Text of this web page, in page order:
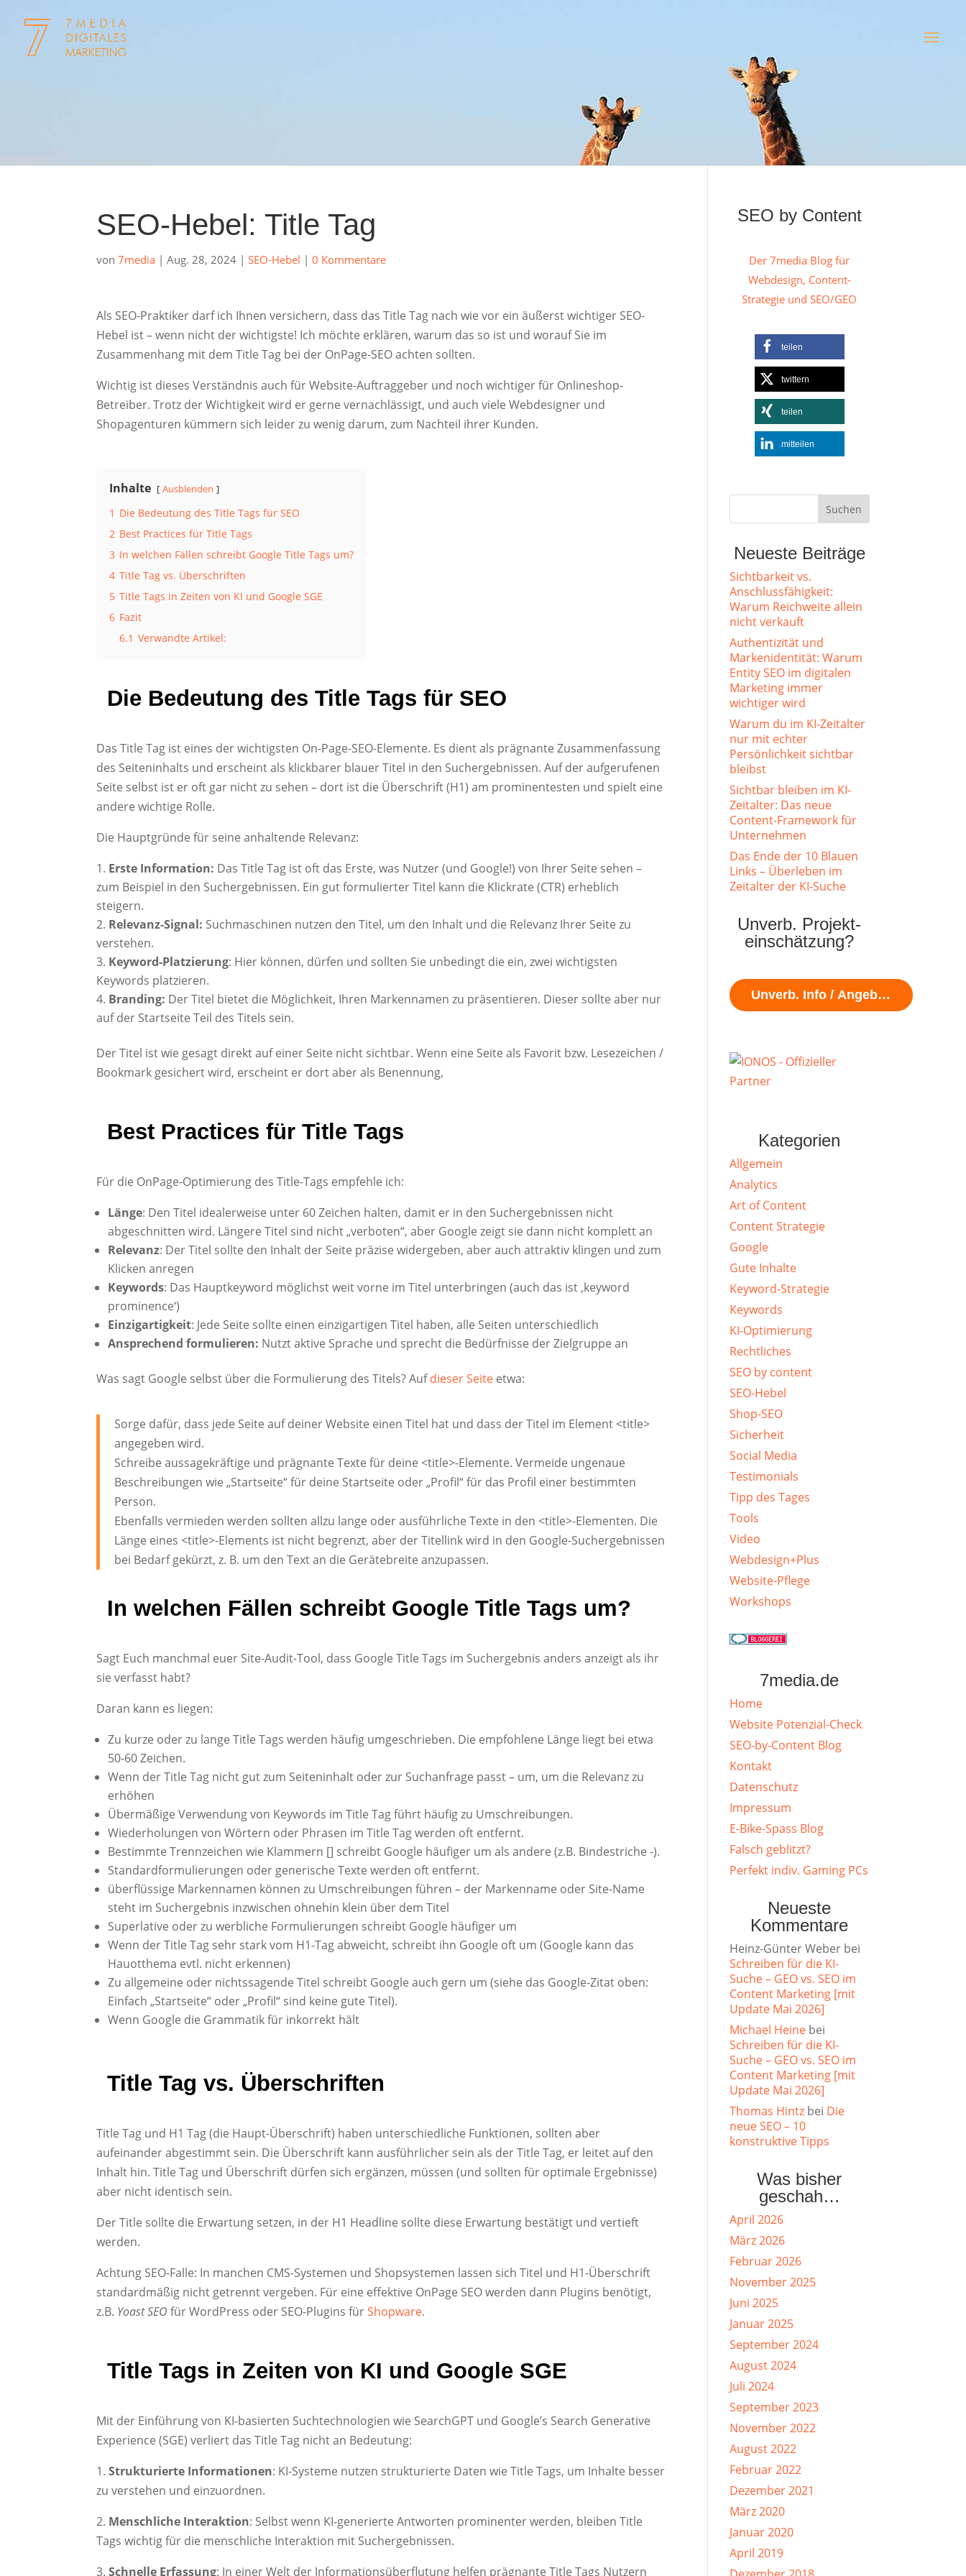
SEO-Hebel: Title Tag
von7media |Aug. 28, 2024 |SEO-Hebel |0 Kommentare
Als SEO-Praktiker darf ich Ihnen versichern, dass das Title Tag nach wie vor ein äußerst wichtiger SEO-
Hebel ist – wenn nicht der wichtigste! Ich möchte erklären, warum das so ist und worauf Sie im
Zusammenhang mit dem Title Tag bei der OnPage-SEO achten sollten.
Wichtig ist dieses Verständnis auch für Website-Auftraggeber und noch wichtiger für Onlineshop-
Betreiber. Trotz der Wichtigkeit wird er gerne vernachlässigt, und auch viele Webdesigner und
Shopagenturen kümmern sich leider zu wenig darum, zum Nachteil ihrer Kunden.
Inhalte Ausblenden
1 Die Bedeutung des Title Tags für SEO
2 Best Practices für Title Tags
3 In welchen Fällen schreibt Google Title Tags um?
4 Title Tag vs. Überschriften
5 Title Tags in Zeiten von KI und Google SGE
6 Fazit
6.1 Verwandte Artikel:
Die Bedeutung des Title Tags für SEO
Das Title Tag ist eines der wichtigsten On-Page-SEO-Elemente. Es dient als prägnante Zusammenfassung
des Seiteninhalts und erscheint als klickbarer blauer Titel in den Suchergebnissen. Auf der aufgerufenen
Seite selbst ist er oft gar nicht zu sehen – dort ist die Überschrift (H1) am prominentesten und spielt eine
andere wichtige Rolle.
Die Hauptgründe für seine anhaltende Relevanz:
Erste Information: Das Title Tag ist oft das Erste, was Nutzer (und Google!) von Ihrer Seite sehen –
zum Beispiel in den Suchergebnissen. Ein gut formulierter Titel kann die Klickrate (CTR) erheblich
steigern.
Relevanz-Signal: Suchmaschinen nutzen den Titel, um den Inhalt und die Relevanz Ihrer Seite zu
verstehen.
Keyword-Platzierung: Hier können, dürfen und sollten Sie unbedingt die ein, zwei wichtigsten
Keywords platzieren.
Branding: Der Titel bietet die Möglichkeit, Ihren Markennamen zu präsentieren. Dieser sollte aber nur
auf der Startseite Teil des Titels sein.
Der Titel ist wie gesagt direkt auf einer Seite nicht sichtbar. Wenn eine Seite als Favorit bzw. Lesezeichen /
Bookmark gesichert wird, erscheint er dort aber als Benennung,
Best Practices für Title Tags
Für die OnPage-Optimierung des Title-Tags empfehle ich:
Länge: Den Titel idealerweise unter 60 Zeichen halten, damit er in den Suchergebnissen nicht
abgeschnitten wird. Längere Titel sind nicht „verboten“, aber Google zeigt sie dann nicht komplett an
Relevanz: Der Titel sollte den Inhalt der Seite präzise widergeben, aber auch attraktiv klingen und zum
Klicken anregen
Keywords: Das Hauptkeyword möglichst weit vorne im Titel unterbringen (auch das ist ‚keyword
prominence‘)
Einzigartigkeit: Jede Seite sollte einen einzigartigen Titel haben, alle Seiten unterschiedlich
Ansprechend formulieren: Nutzt aktive Sprache und sprecht die Bedürfnisse der Zielgruppe an
Was sagt Google selbst über die Formulierung des Titels? Aufdieser Seite etwa:
Sorge dafür, dass jede Seite auf deiner Website einen Titel hat und dass der Titel im Element <title>
angegeben wird.
Schreibe aussagekräftige und prägnante Texte für deine <title>-Elemente. Vermeide ungenaue
Beschreibungen wie „Startseite“ für deine Startseite oder „Profil“ für das Profil einer bestimmten
Person.
Ebenfalls vermieden werden sollten allzu lange oder ausführliche Texte in den <title>-Elementen. Die
Länge eines <title>-Elements ist nicht begrenzt, aber der Titellink wird in den Google-Suchergebnissen
bei Bedarf gekürzt, z. B. um den Text an die Gerätebreite anzupassen.
In welchen Fällen schreibt Google Title Tags um?
Sagt Euch manchmal euer Site-Audit-Tool, dass Google Title Tags im Suchergebnis anders anzeigt als ihr
sie verfasst habt?
Daran kann es liegen:
Zu kurze oder zu lange Title Tags werden häufig umgeschrieben. Die empfohlene Länge liegt bei etwa
50-60 Zeichen.
Wenn der Title Tag nicht gut zum Seiteninhalt oder zur Suchanfrage passt – um, um die Relevanz zu
erhöhen
Übermäßige Verwendung von Keywords im Title Tag führt häufig zu Umschreibungen.
Wiederholungen von Wörtern oder Phrasen im Title Tag werden oft entfernt.
Bestimmte Trennzeichen wie Klammern [] schreibt Google häufiger um als andere (z.B. Bindestriche -).
Standardformulierungen oder generische Texte werden oft entfernt.
überflüssige Markennamen können zu Umschreibungen führen – der Markenname oder Site-Name
steht im Suchergebnis inzwischen ohnehin klein über dem Titel
Superlative oder zu werbliche Formulierungen schreibt Google häufiger um
Wenn der Title Tag sehr stark vom H1-Tag abweicht, schreibt ihn Google oft um (Google kann das
Hauotthema evtl. nicht erkennen)
Zu allgemeine oder nichtssagende Titel schreibt Google auch gern um (siehe das Google-Zitat oben:
Einfach „Startseite“ oder „Profil“ sind keine gute Titel).
Wenn Google die Grammatik für inkorrekt hält
Title Tag vs. Überschriften
Title Tag und H1 Tag (die Haupt-Überschrift) haben unterschiedliche Funktionen, sollten aber
aufeinander abgestimmt sein. Die Überschrift kann ausführlicher sein als der Title Tag, er leitet auf den
Inhalt hin. Title Tag und Überschrift dürfen sich ergänzen, müssen (und sollten für optimale Ergebnisse)
aber nicht identisch sein.
Der Title sollte die Erwartung setzen, in der H1 Headline sollte diese Erwartung bestätigt und vertieft
werden.
Achtung SEO-Falle: In manchen CMS-Systemen und Shopsystemen lassen sich Titel und H1-Überschrift
standardmäßig nicht getrennt vergeben. Für eine effektive OnPage SEO werden dann Plugins benötigt,
z.B. Yoast SEO für WordPress oder SEO-Plugins fürShopware.
Title Tags in Zeiten von KI und Google SGE
Mit der Einführung von KI-basierten Suchtechnologien wie SearchGPT und Google’s Search Generative
Experience (SGE) verliert das Title Tag nicht an Bedeutung:
1.Strukturierte Informationen: KI-Systeme nutzen strukturierte Daten wie Title Tags, um Inhalte besser
zu verstehen und einzuordnen.
2. Menschliche Interaktion: Selbst wenn KI-generierte Antworten prominenter werden, bleiben Title
Tags wichtig für die menschliche Interaktion mit Suchergebnissen.
3. Schnelle Erfassung: In einer Welt der Informationsüberflutung helfen prägnante Title Tags Nutzern
SEO by Content
Der 7media Blog für
Webdesign, Content-
Strategie und SEO/GEO
teilen
twittern
teilen
mitteilen
Neueste Beiträge
Sichtbarkeit vs.
Anschlussfähigkeit:
Warum Reichweite allein
nicht verkauft
Authentizität und
Markenidentität: Warum
Entity SEO im digitalen
Marketing immer
wichtiger wird
Warum du im KI-Zeitalter
nur mit echter
Persönlichkeit sichtbar
bleibst
Sichtbar bleiben im KI-
Zeitalter: Das neue
Content-Framework für
Unternehmen
Das Ende der 10 Blauen
Links – Überleben im
Zeitalter der KI-Suche
Unverb. Projekt-
einschätzung?
Unverb. Info / Angebot?
Kategorien
Allgemein
Analytics
Art of Content
Content Strategie
Google
Gute Inhalte
Keyword-Strategie
Keywords
KI-Optimierung
Rechtliches
SEO by content
SEO-Hebel
Shop-SEO
Sicherheit
Social Media
Testimonials
Tipp des Tages
Tools
Video
Webdesign+Plus
Website-Pflege
Workshops
7media.de
Home
Website Potenzial-Check
SEO-by-Content Blog
Kontakt
Datenschutz
Impressum
E-Bike-Spass Blog
Falsch geblitzt?
Perfekt indiv. Gaming PCs
Neueste
Kommentare
Heinz-Günter Weber bei
Schreiben für die KI-
Suche – GEO vs. SEO im
Content Marketing [mit
Update Mai 2026]
Michael Heine bei
Schreiben für die KI-
Suche – GEO vs. SEO im
Content Marketing [mit
Update Mai 2026]
Thomas Hintz bei Die
neue SEO – 10
konstruktive Tipps
Was bisher
geschah…
April 2026
März 2026
Februar 2026
November 2025
Juni 2025
Januar 2025
September 2024
August 2024
Juli 2024
September 2023
November 2022
August 2022
Februar 2022
Dezember 2021
März 2020
Januar 2020
April 2019